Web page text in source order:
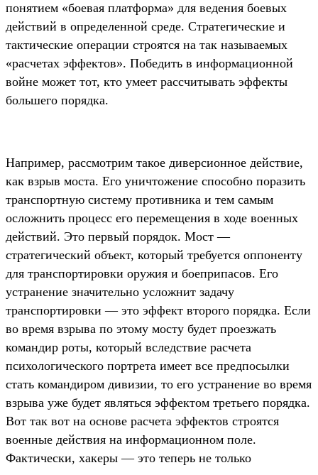
понятием «боевая платформа» для ведения боевых
действий в определенной среде. Стратегические и
тактические операции строятся на так называемых
«расчетах эффектов». Победить в информационной
войне может тот, кто умеет рассчитывать эффекты
большего порядка.
Например, рассмотрим такое диверсионное действие,
как взрыв моста. Его уничтожение способно поразить
транспортную систему противника и тем самым
осложнить процесс его перемещения в ходе военных
действий. Это первый порядок. Мост —
стратегический объект, который требуется оппоненту
для транспортировки оружия и боеприпасов. Его
устранение значительно усложнит задачу
транспортировки — это эффект второго порядка. Если
во время взрыва по этому мосту будет проезжать
командир роты, который вследствие расчета
психологического портрета имеет все предпосылки
стать командиром дивизии, то его устранение во время
взрыва уже будет являться эффектом третьего порядка.
Вот так вот на основе расчета эффектов строятся
военные действия на информационном поле.
Фактически, хакеры — это теперь не только